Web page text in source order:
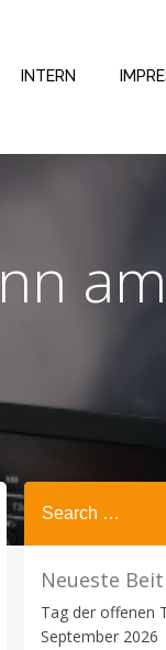
INTERN
am
Search
for:
Neueste
Tag der offenen
September 2026